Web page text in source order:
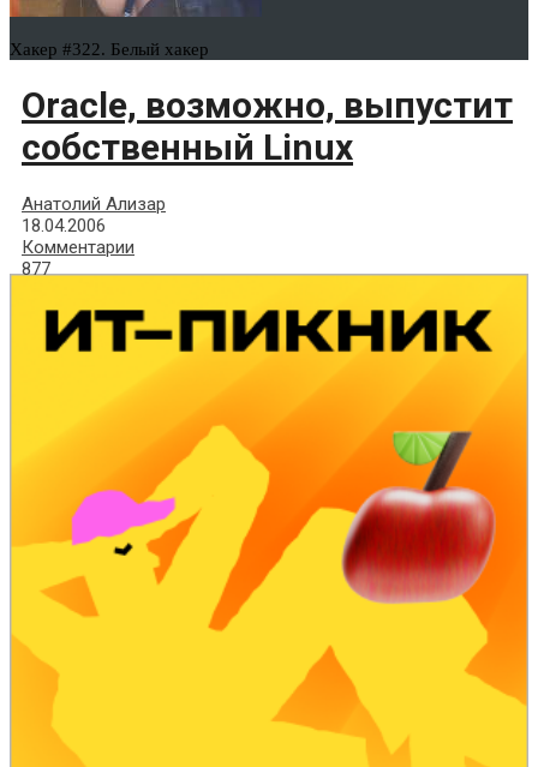
Хакер #322. Белый хакер
Oracle, возможно, выпустит
собственный Linux
Анатолий Ализар
18.04.2006
Комментарии
877